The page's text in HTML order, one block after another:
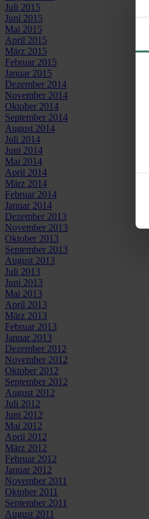
Juli 2015
Juni 2015
Mai 2015
April 2015
März 2015
Februar 2015
Januar 2015
Dezember 2014
November 2014
Oktober 2014
September 2014
August 2014
Juli 2014
Juni 2014
Mai 2014
April 2014
März 2014
Februar 2014
Januar 2014
Dezember 2013
November 2013
Oktober 2013
September 2013
August 2013
Juli 2013
Juni 2013
Mai 2013
April 2013
März 2013
Februar 2013
Januar 2013
Dezember 2012
November 2012
Oktober 2012
September 2012
August 2012
Juli 2012
Juni 2012
Mai 2012
April 2012
März 2012
Februar 2012
Januar 2012
November 2011
Oktober 2011
September 2011
August 2011